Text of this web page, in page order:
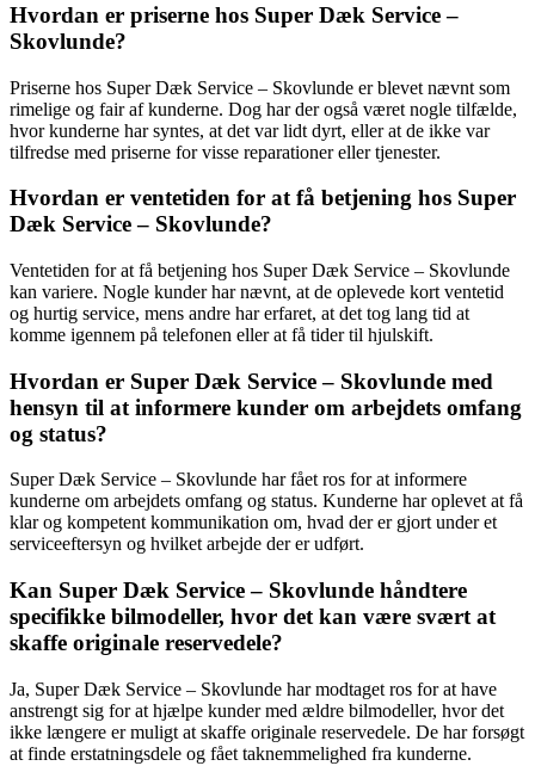
Hvordan er priserne hos Super Dæk Service –
Skovlunde?
Priserne hos Super Dæk Service – Skovlunde er blevet nævnt som
rimelige og fair af kunderne. Dog har der også været nogle tilfælde,
hvor kunderne har syntes, at det var lidt dyrt, eller at de ikke var
tilfredse med priserne for visse reparationer eller tjenester.
Hvordan er ventetiden for at få betjening hos Super
Dæk Service – Skovlunde?
Ventetiden for at få betjening hos Super Dæk Service – Skovlunde
kan variere. Nogle kunder har nævnt, at de oplevede kort ventetid
og hurtig service, mens andre har erfaret, at det tog lang tid at
komme igennem på telefonen eller at få tider til hjulskift.
Hvordan er Super Dæk Service – Skovlunde med
hensyn til at informere kunder om arbejdets omfang
og status?
Super Dæk Service – Skovlunde har fået ros for at informere
kunderne om arbejdets omfang og status. Kunderne har oplevet at få
klar og kompetent kommunikation om, hvad der er gjort under et
serviceeftersyn og hvilket arbejde der er udført.
Kan Super Dæk Service – Skovlunde håndtere
specifikke bilmodeller, hvor det kan være svært at
skaffe originale reservedele?
Ja, Super Dæk Service – Skovlunde har modtaget ros for at have
anstrengt sig for at hjælpe kunder med ældre bilmodeller, hvor det
ikke længere er muligt at skaffe originale reservedele. De har forsøgt
at finde erstatningsdele og fået taknemmelighed fra kunderne.